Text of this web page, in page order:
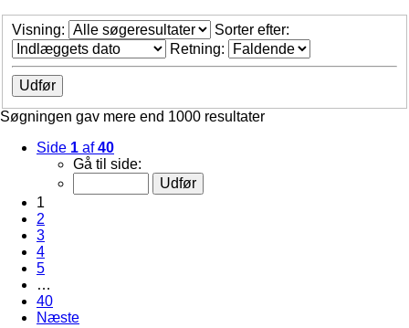
Visning:
Sorter efter:
Retning:
Søgningen gav mere end 1000 resultater
Side 1 af40
Gå til side:
1
2
3
4
5
…
40
Næste